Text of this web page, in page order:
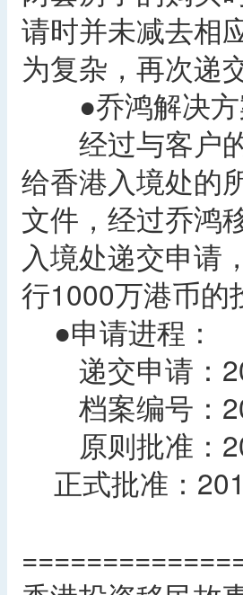
请时并未减去相
为复杂，再次递
●乔鸿解决方
经过与客户的
给香港入境处的
文件，经过乔鸿
入境处递交申请
行1000万港币的
●申请进程：
递交申请：
档案编号：
原则批准：
正式批准：